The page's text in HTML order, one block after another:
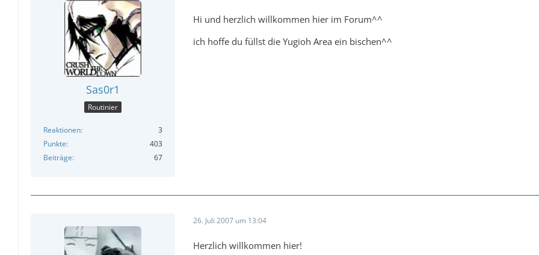
Sas0r1
Routinier
Reaktionen
3
Punkte
403
Beiträge
67
Hi und herzlich willkommen hier im Forum^^
ich hoffe du füllst die Yugioh Area ein bischen^^
26. Juli 2007 um 13:04
Herzlich willkommen hier!